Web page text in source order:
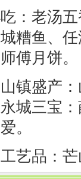
老汤五
糟鱼、
傅月饼。
盛产：
城三宝
。
品：芒